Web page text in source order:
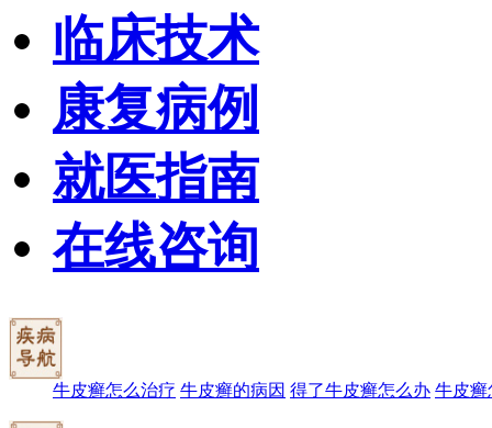
临床技术
康复病例
就医指南
在线咨询
牛皮癣怎么治疗 牛皮癣的病因 得了牛皮癣怎么办 牛皮癣